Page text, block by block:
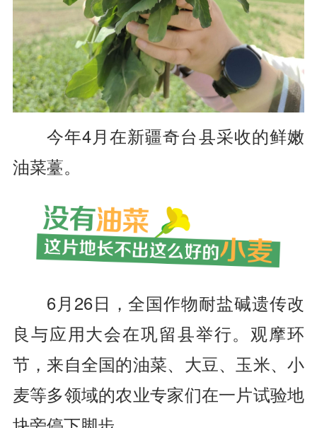
今年4月在新疆奇台县采收的鲜嫩
油菜薹。
6月26日，全国作物耐盐碱遗传改
良与应用大会在巩留县举行。观摩环
节，来自全国的油菜、大豆、玉米、小
麦等多领域的农业专家们在一片试验地